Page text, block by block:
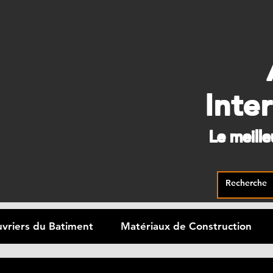
Le
du Batiment Matériaux de Construction